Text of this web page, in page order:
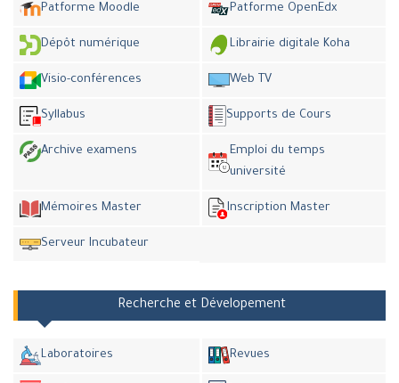
Patforme Moodle Patforme OpenEdx
Dépôt numérique Librairie digitale Koha
Visio-conférences Web TV
Syllabus Supports de Cours
Archive examens
Emploi du temps
université
Mémoires Master Inscription Master
Serveur Incubateur
Recherche et Dévelopement
Laboratoires Revues